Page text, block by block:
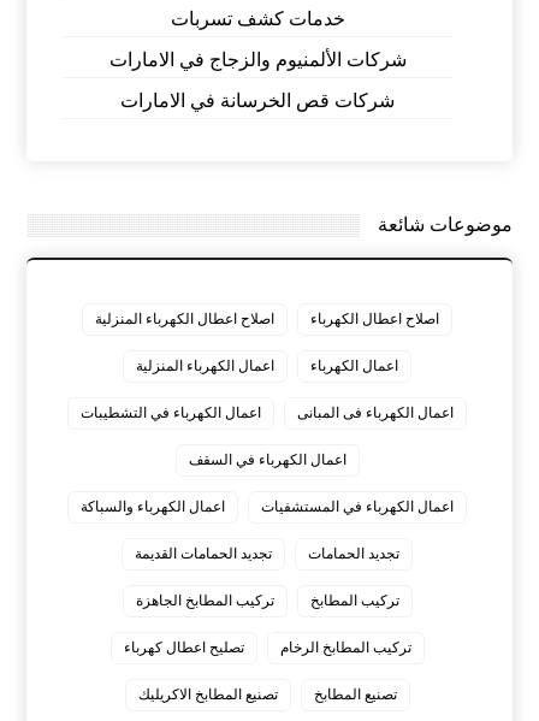
خدمات كشف تسربات
شركات الألمنيوم والزجاج في الامارات
شركات قص الخرسانة في الامارات
موضوعات شائعة
اصلاح اعطال الكهرباء اصلاح اعطال الكهرباء المنزلية
اعمال الكهرباء اعمال الكهرباء المنزلية
اعمال الكهرباء فى المبانى اعمال الكهرباء في التشطيبات
اعمال الكهرباء في السقف
اعمال الكهرباء في المستشفيات اعمال الكهرباء والسباكة
تجديد الحمامات تجديد الحمامات القديمة
تركيب المطابخ تركيب المطابخ الجاهزة
تركيب المطابخ الرخام تصليح اعطال كهرباء
تصنيع المطابخ تصنيع المطابخ الاكريليك